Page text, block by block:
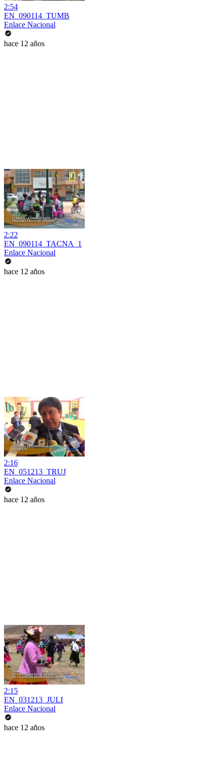
2:54
EN_090114_TUMB
Enlace Nacional
hace 12 años
2:22
EN_090114_TACNA_1
Enlace Nacional
hace 12 años
2:16
EN_051213_TRUJ
Enlace Nacional
hace 12 años
2:15
EN_031213_JULI
Enlace Nacional
hace 12 años